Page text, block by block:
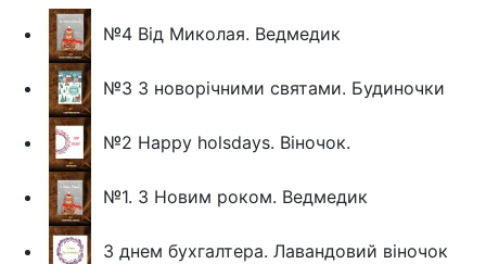
№4 Від Миколая. Ведмедик
№3 З новорічними святами. Будиночки
№2 Happy holsdays. Віночок.
№1. З Новим роком. Ведмедик
З днем бухгалтера. Лавандовий віночок